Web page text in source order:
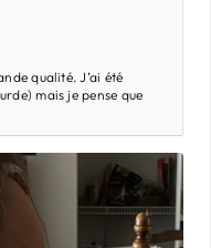
qualité. J’ai été
mais je pense que